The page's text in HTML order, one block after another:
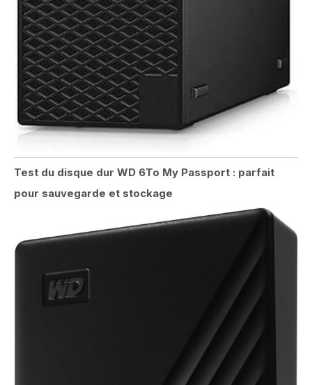
Test du disque dur WD 6To My Passport : parfait
pour sauvegarde et stockage